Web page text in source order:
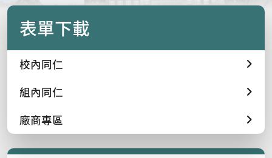
表單下載
校內同仁
組內同仁
廠商專區